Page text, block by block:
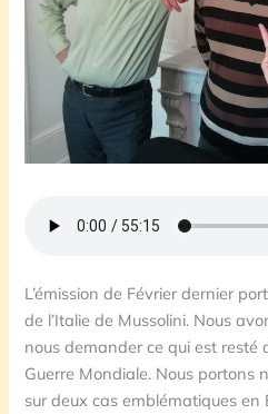
L’émission de Février dernier
de l’Italie de Mussolini. Nous
nous demander ce qui est resté
Guerre Mondiale. Nous portons
sur deux cas emblématiques en